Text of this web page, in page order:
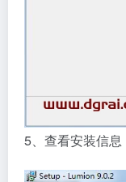
5、查看安装信息